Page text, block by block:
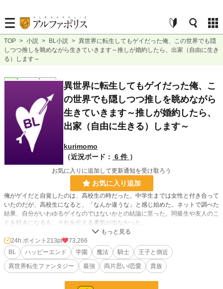
TOP > 小説 > BL小説 > 異世界に転生してもゲイだった俺、この世界でも隠
しつつ推しを眺めながら生きていきます～推しが婚約したら、出家（自由に生き
る）します～
BL 連載中 長編
異世界に転生してもゲイだった俺、こ
の世界でも隠しつつ推しを眺めながら
生きていきます～推しが婚約したら、
出家（自由に生きる）します～
kurimomo
（近況ボード： 6 件 ）
お気に入りに追加して更新通知を受け取ろう
お気に入り追加
俺がゲイだと自覚したのは、高校生の時だった。中学生までは女性と付き合って
いたのだが、高校生になると、「なんか違うな」と感じ始めた。ネットで調べた
結果、自分がいわゆるゲイなのではないかとの結論に至った。同級生や友人のこ
とを好きになるも、それを伝える勇気が出なかった。
そうこうしているうちに、俺にはカミングアウトをする勇気がなく、こうして三
十歳までゲイであることを隠しながら独身のままである。周りからはなぜ結婚し
ないのかと聞かれるが、その追及を気持ちを押し殺しながら躱していく日々。俺
24h.ポイント 213pt
73,266
BL
ハッピーエンド 学園 魔法 騎士
王子と側近
異世界転生ファンタジー
最強 両片思い/恋愛 貴族